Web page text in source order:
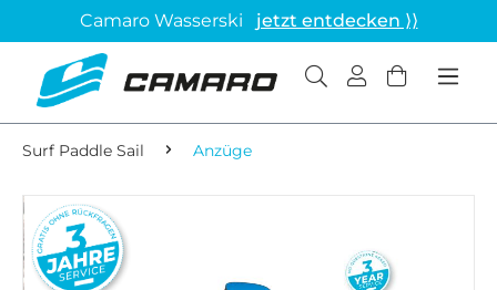
Camaro Wasserski jetzt entdecken ⟩⟩
Surf Paddle Sail Anzüge